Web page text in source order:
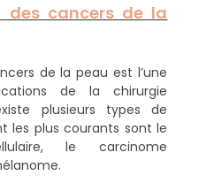
des cancers de la
de la peau est l’une
de la chirurgie
plusieurs types de
les plus courants sont le
le carcinome